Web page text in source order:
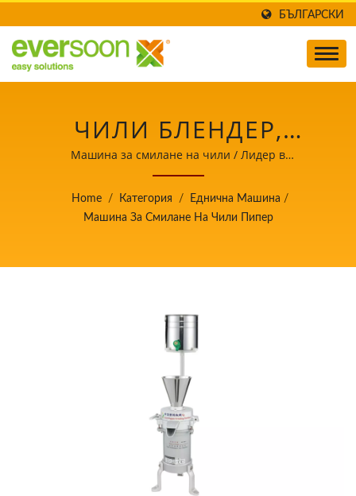
БЪЛГАРСКИ
ЧИЛИ БЛЕНДЕР,
МАШИНА ЗА СМИЛАНЕ
НА ЧИЛИ, МАШИНА ЗА
ОБРАБОТКА НА ЧИЛИ
ПИПЕР, МАШИНА ЗА
СМИЛАНЕ НА ПИПЕР,
МЕЛАЧКА ЗА
ПОДПРАВКИ, МАШИНА
ЗА ХРАНА,
ОБОРУДВАНЕ ЗА
Машина за смилане на чили / Лидер в
производството на автоматични машини за тофу и
соево мляко с приоритет на безопасността на
храните.
Home / Категория / Еднична Машина /
Машина За Смилане На Чили Пипер